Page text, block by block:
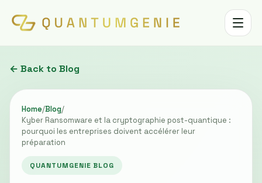
Toggle
← Back to Blog
Home/Blog/
Kyber Ransomware et la cryptographie post-quantique :
pourquoi les entreprises doivent accélérer leur
préparation
QUANTUMGENIE BLOG